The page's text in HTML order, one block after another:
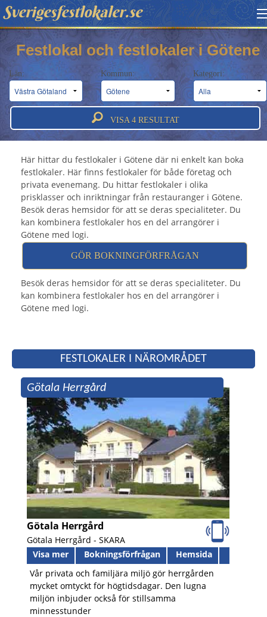
Sverigesfestlokaler.se
HITTA FESTLOKAL
BOKNINGSFÖRFRÅGAN
OM OSS
ATT BOKA FESTLOKAL
Festlokal och festlokaler i Götene
Län: Kommun: Kategori:
VISA 4RESULTAT
Festlokal Götene - Festlokaler &
festvåningar i Götene
Här hittar du festlokaler i Götene där ni enkelt kan boka
festlokaler. Här finns festlokaler för både företag och
privata evenemang. Du hittar festlokaler i olika
prisklasser och inriktningar från restauranger i Götene.
Besök deras hemsidor för att se deras specialiteter. Du
kan kombinera festlokaler hos en del arrangörer i
Götene med logi.
GÖR BOKNINGFÖRFRÅGAN
Besök deras hemsidor för att se deras specialiteter. Du
kan kombinera festlokaler hos en del arrangörer i
Götene med logi.
FESTLOKALER I NÄROMRÅDET
Götala Herrgård
Götala Herrgård
Götala Herrgård - SKARA
Visa mer
Bokningsförfrågan
Hemsida
Vår privata och familjära miljö gör herrgården
mycket omtyckt för högtidsdagar. Den lugna
miljön inbjuder också för stillsamma
minnesstunder